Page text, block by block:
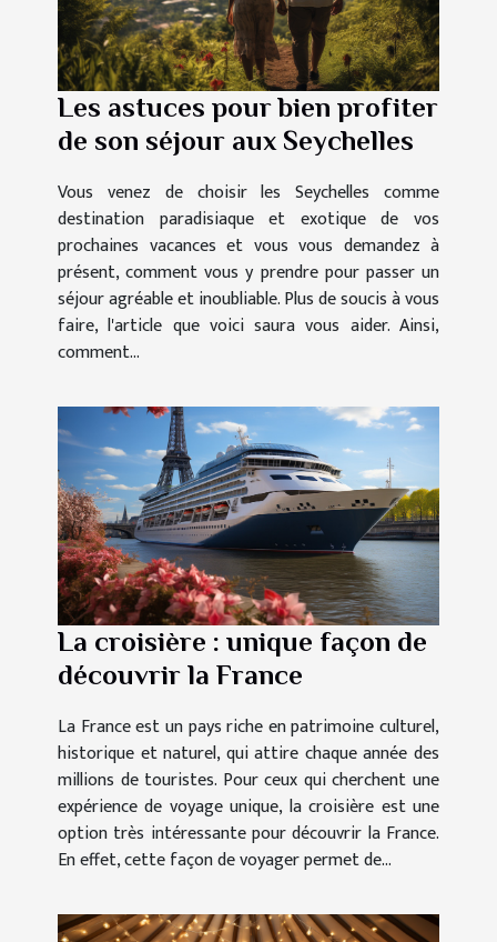
Les astuces pour bien profiter
de son séjour aux Seychelles
Vous venez de choisir les Seychelles comme
destination paradisiaque et exotique de vos
prochaines vacances et vous vous demandez à
présent, comment vous y prendre pour passer un
séjour agréable et inoubliable. Plus de soucis à vous
faire, l'article que voici saura vous aider. Ainsi,
comment...
La croisière : unique façon de
découvrir la France
La France est un pays riche en patrimoine culturel,
historique et naturel, qui attire chaque année des
millions de touristes. Pour ceux qui cherchent une
expérience de voyage unique, la croisière est une
option très intéressante pour découvrir la France.
En effet, cette façon de voyager permet de...